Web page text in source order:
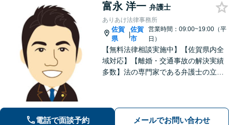
富永 洋一 弁護士
ありあけ法律事務所
佐賀
県
|
佐賀
市
営業時間：09:00~19:00（平
日）
【無料法律相談実施中】【佐賀県内全
域対応】【離婚・交通事故の解決実績
多数】法の専門家である弁護士の立場
電話で面談予約 メールでお問い合わせ